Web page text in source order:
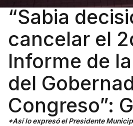
“Sabia
cancelar el
Informe de
del
Congreso”:
*Así lo expresó el Presidente